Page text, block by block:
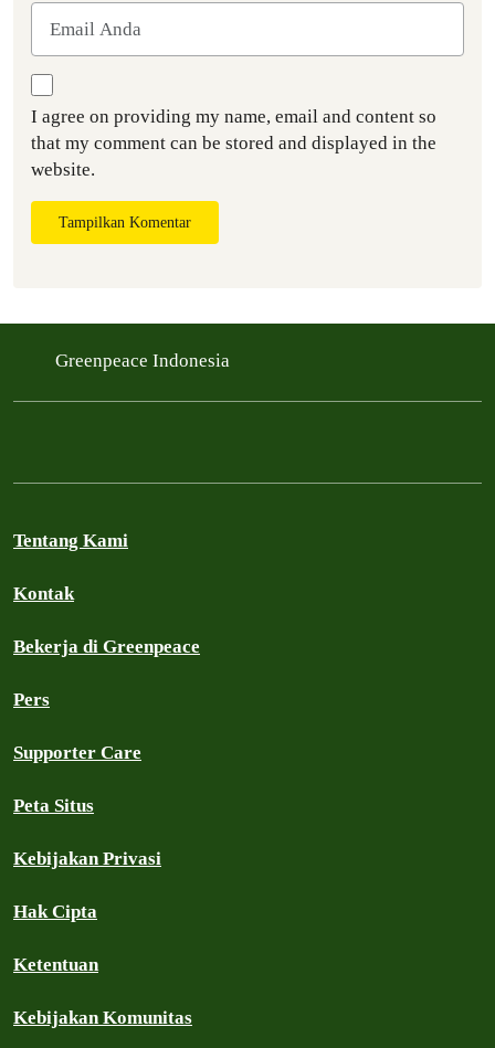
I agree on providing my name, email and content so
that my comment can be stored and displayed in the
website.
Tampilkan Komentar
Greenpeace Indonesia
Tentang Kami
Kontak
Bekerja di Greenpeace
Pers
Supporter Care
Peta Situs
Kebijakan Privasi
Hak Cipta
Ketentuan
Kebijakan Komunitas